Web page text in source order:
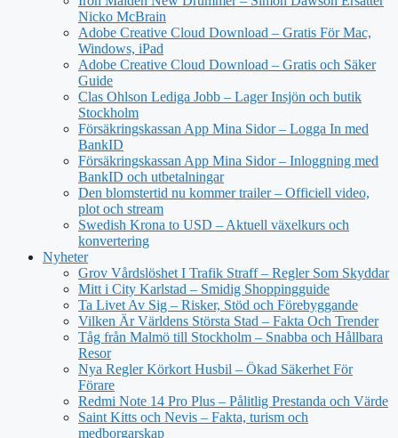
Nicko McBrain
Adobe Creative Cloud Download – Gratis För Mac,
Windows, iPad
Adobe Creative Cloud Download – Gratis och Säker
Guide
Clas Ohlson Lediga Jobb – Lager Insjön och butik
Stockholm
Försäkringskassan App Mina Sidor – Logga In med
BankID
Försäkringskassan App Mina Sidor – Inloggning med
BankID och utbetalningar
Den blomstertid nu kommer trailer – Officiell video,
plot och stream
Swedish Krona to USD – Aktuell växelkurs och
konvertering
Nyheter
Grov Vårdslöshet I Trafik Straff – Regler Som Skyddar
Mitt i City Karlstad – Smidig Shoppingguide
Ta Livet Av Sig – Risker, Stöd och Förebyggande
Vilken Är Världens Största Stad – Fakta Och Trender
Tåg från Malmö till Stockholm – Snabba och Hållbara
Resor
Nya Regler Körkort Husbil – Ökad Säkerhet För
Förare
Redmi Note 14 Pro Plus – Pålitlig Prestanda och Värde
Saint Kitts och Nevis – Fakta, turism och
medborgarskap